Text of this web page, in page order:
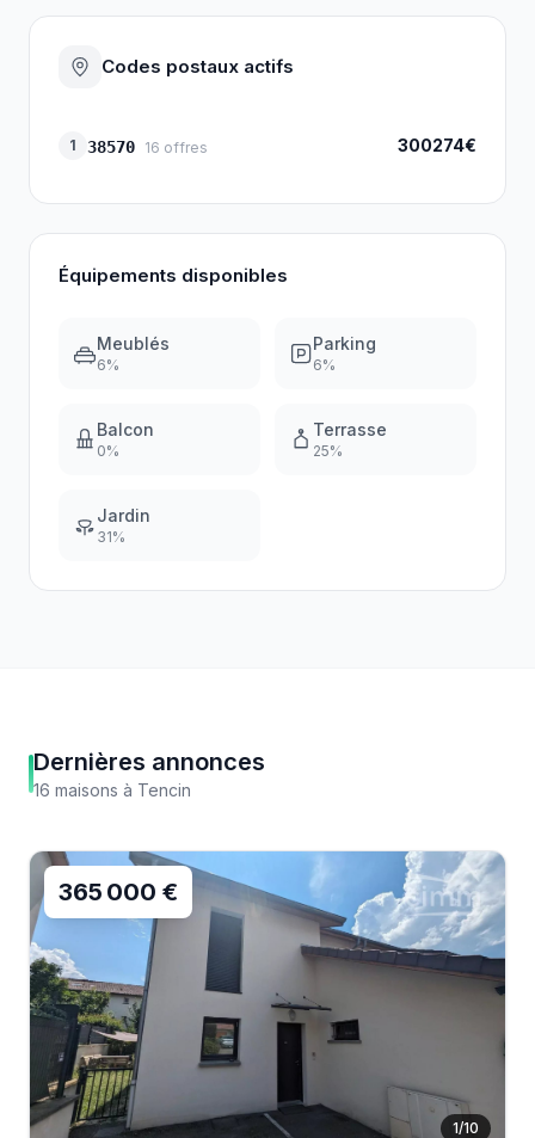
Codes postaux actifs
1 38570 16 offres 300274€
Équipements disponibles
Meublés
6%
Parking
6%
Balcon
0%
Terrasse
25%
Jardin
31%
Dernières annonces
16 maisons à Tencin
1/10
365 000 €